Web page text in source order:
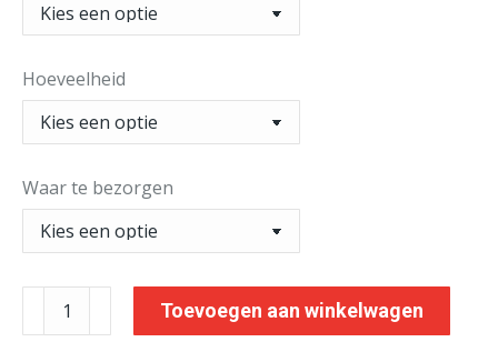
Hoeveelheid
Waar te bezorgen
Straatzand
wit
Toevoegen aan winkelwagen